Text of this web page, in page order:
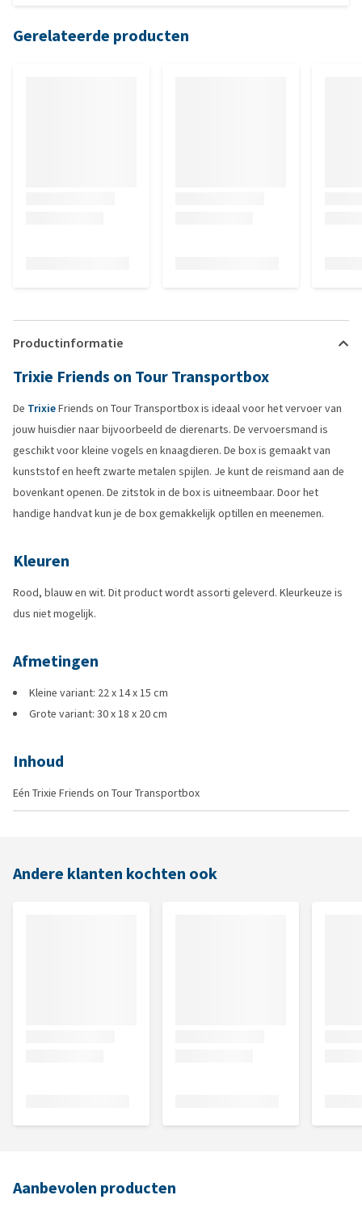
Gerelateerde producten
Productinformatie
Trixie Friends on Tour Transportbox
De TrixieFriends on Tour Transportbox is ideaal voor het vervoer van
jouw huisdier naar bijvoorbeeld de dierenarts. De vervoersmand is
geschikt voor kleine vogels en knaagdieren. De box is gemaakt van
kunststof en heeft zwarte metalen spijlen. Je kunt de reismand aan de
bovenkant openen. De zitstok in de box is uitneembaar. Door het
handige handvat kun je de box gemakkelijk optillen en meenemen.
Kleuren
Rood, blauw en wit. Dit product wordt assorti geleverd. Kleurkeuze is
dus niet mogelijk.
Afmetingen
Kleine variant: 22 x 14 x 15 cm
Grote variant: 30 x 18 x 20 cm
Inhoud
Eén Trixie Friends on Tour Transportbox
Andere klanten kochten ook
Aanbevolen producten